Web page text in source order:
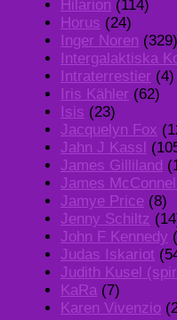
Hilarion (114)
Horus (24)
Inger Noren (329)
Intergalaktiska
Intraterrestier (4)
Iris Kähler (62)
Isis (23)
Jacquelyn Fox
Jahn J Kassl
James Gilliland
James McConnell
Jamye Price (8)
Jenny Schiltz
John F Kennedy
Judas Iskariot
Judith Kusel
KaRa (7)
Karen Vivenzio